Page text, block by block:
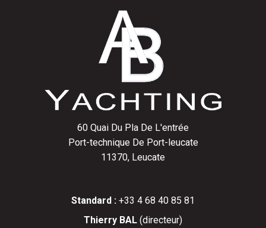
60 Quai Du Pla De L'entrée
Port-technique De Port-leucate
11370, Leucate
Standard : +33 4 68 40 85 81
Thierry BAL (directeur)